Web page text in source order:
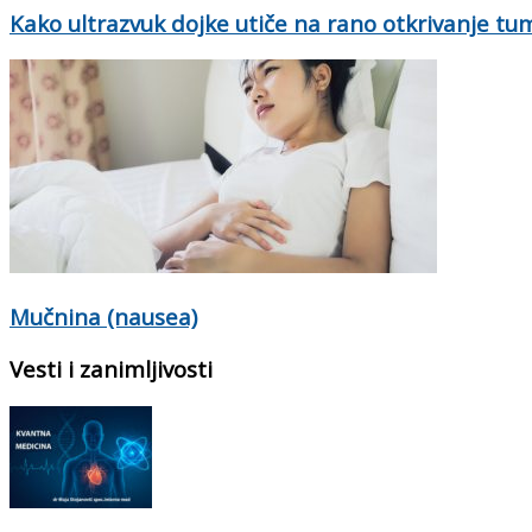
Kako ultrazvuk dojke utiče na rano otkrivanje
Mučnina (nausea)
Vesti i zanimljivosti